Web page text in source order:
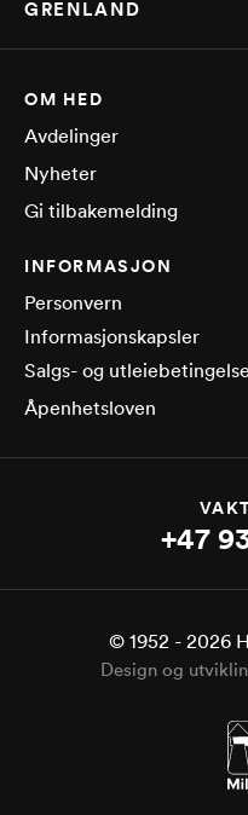
GRENLAND
OM HED
Avdelinger
Nyheter
Gi tilbakemelding
INFORMASJON
Personvern
Informasjonskapsler
Salgs- og
Åpenhetsloven
+47
© 1952 - 2026
Design og